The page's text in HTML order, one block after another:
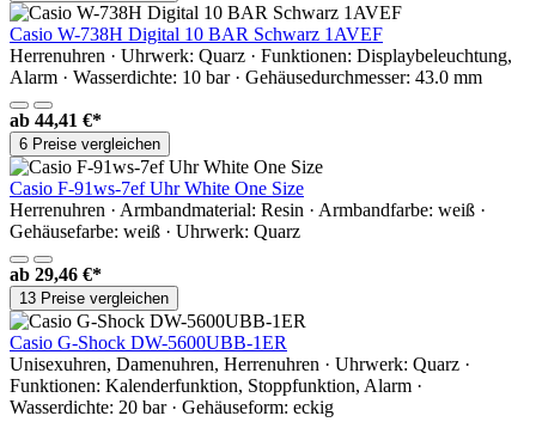
Casio W-738H Digital 10 BAR Schwarz 1AVEF
Herrenuhren · Uhrwerk: Quarz · Funktionen: Displaybeleuchtung,
Alarm · Wasserdichte: 10 bar · Gehäusedurchmesser: 43.0 mm
ab 44,41 €*
6 Preise vergleichen
Casio F-91ws-7ef Uhr White One Size
Herrenuhren · Armbandmaterial: Resin · Armbandfarbe: weiß ·
Gehäusefarbe: weiß · Uhrwerk: Quarz
ab 29,46 €*
13 Preise vergleichen
Casio G-Shock DW-5600UBB-1ER
Unisexuhren, Damenuhren, Herrenuhren · Uhrwerk: Quarz ·
Funktionen: Kalenderfunktion, Stoppfunktion, Alarm ·
Wasserdichte: 20 bar · Gehäuseform: eckig